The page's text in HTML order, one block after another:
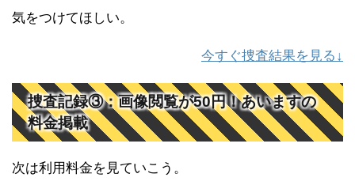
気をつけてほしい。
今すぐ捜査結果を見る↓
捜査記録③：画像閲覧が50円！あいますの
料金掲載
次は利用料金を見ていこう。